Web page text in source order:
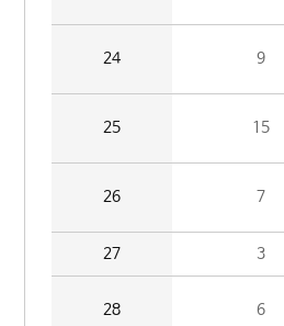
24 9
25 15
26 7
27 3
28 6